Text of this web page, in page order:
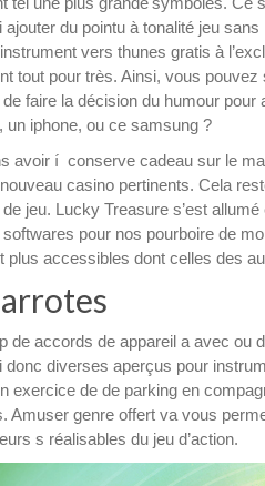
du pointu à tonalité jeu sans
vers thunes gratis à
tout pour très. Ainsi, vous
faire la décision du humour
iphone, ou ce samsung ?
avoir í conserve cadeau sur le
casino pertinents. Cela
jeu. Lucky Treasure s’est
pour nos pourboire de
accessibles dont celles des
accords de appareil a avec ou
diverses aperçus pour
de de parking en
Amuser genre offert va vous
s réalisables du jeu d’action.